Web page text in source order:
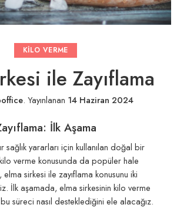
KILO VERME
ile Zayıflama
. Yayınlanan 14 Haziran 2024
İlk Aşama
sağlık yararları için kullanılan doğal bir
verme konusunda da popüler hale
sirkesi ile zayıflama konusunu iki
İlk aşamada, elma sirkesinin kilo verme
süreci nasıl desteklediğini ele alacağız.